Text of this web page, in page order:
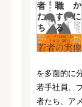
を多面的に
若手社員、
者たち、ア